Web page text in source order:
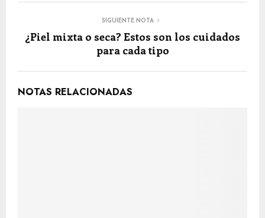
SIGUIENTE NOTA
¿Piel mixta o seca? Estos son los cuidados
para cada tipo
NOTAS RELACIONADAS